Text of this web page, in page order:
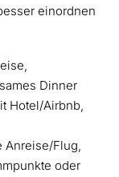
einordnen
Dinner
Hotel/Airbnb,
Anreise/Flug,
oder